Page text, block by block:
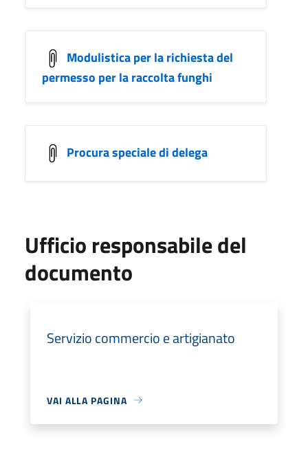
Modulistica per la richiesta del
permesso per la raccolta funghi
Procura speciale di delega
Ufficio responsabile del
documento
Servizio commercio e artigianato
VAI ALLA PAGINA